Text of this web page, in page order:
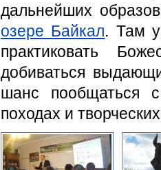
дальнейших
озере Байкал. Там у
практиковать
добиваться
шанс пообщаться
походах и